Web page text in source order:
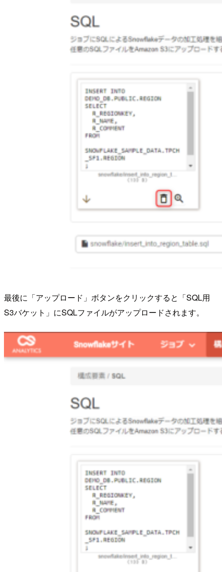
最後に「アップロード」ボタンをクリックすると「SQL用
S3バケット」にSQLファイルがアップロードされます。